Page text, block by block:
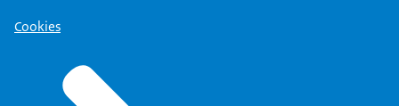
Cookies